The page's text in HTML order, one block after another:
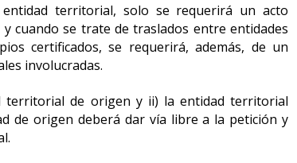
territorial, solo se requerirá un acto
cuando se trate de traslados entre entidades
certificados, se requerirá, además, de un
involucradas.
territorial de origen y ii) la entidad territorial
de origen deberá dar vía libre a la petición y